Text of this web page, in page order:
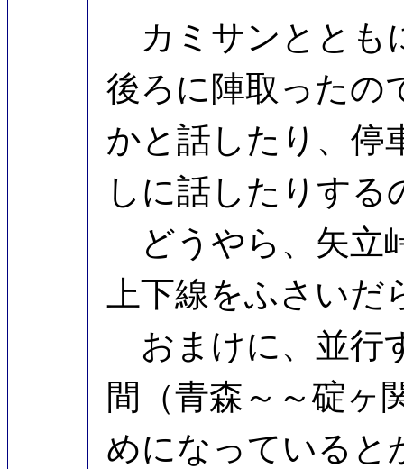
カミサンととも
後ろに陣取ったの
かと話したり、停
しに話したりする
どうやら、矢立
上下線をふさいだ
おまけに、並行
間（青森～～碇ヶ
めになっていると